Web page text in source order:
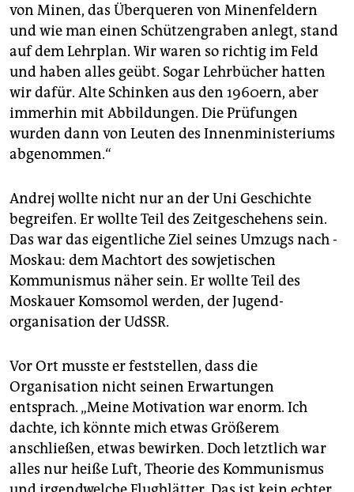
von Minen, das Überqueren von Minenfeldern
und wie man einen Schützengraben anlegt, stand
auf dem Lehrplan. Wir waren so richtig im Feld
und haben alles geübt. Sogar Lehrbücher hatten
wir dafür. Alte Schinken aus den 1960ern, aber
immerhin mit Abbildungen. Die Prüfungen
wurden dann von Leuten des Innenministeriums
abgenommen.“
Andrej wollte nicht nur an der Uni Geschichte
begreifen. Er wollte Teil des Zeitge­schehens sein.
Das war das eigentliche Ziel seines Umzugs nach ­
Moskau: dem Machtort des sowjetischen
Kommunismus näher sein. Er wollte Teil des
Moskauer Komsomol werden, der Jugend­
organisation der UdSSR.
Vor Ort musste er feststellen, dass die
Organisation nicht seinen Erwartungen
entsprach. „Meine Motivation war enorm. Ich
dachte, ich könnte mich etwas Größerem
anschließen, etwas bewirken. Doch letztlich war
alles nur heiße Luft, Theorie des Kommunismus